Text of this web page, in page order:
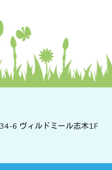
6 ヴィルドミール志木1F